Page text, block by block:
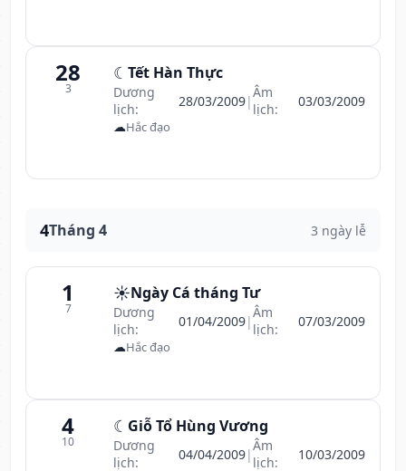
28
3
☾ Tết Hàn Thực
Dương
lịch:
28/03/2009|Âm
lịch:
03/03/2009
☁Hắc đạo
4Tháng 4 3 ngày lễ
1
7
☀️Ngày Cá tháng Tư
Dương
lịch:
01/04/2009|Âm
lịch:
07/03/2009
☁Hắc đạo
4
10
☾ Giỗ Tổ Hùng Vương
Dương
lịch:
04/04/2009|Âm
lịch:
10/03/2009